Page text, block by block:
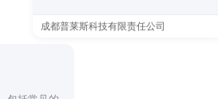
成都普莱斯科技有限责任公司